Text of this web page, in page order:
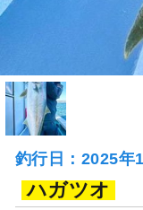
釣行日：2025年
ハガツオ